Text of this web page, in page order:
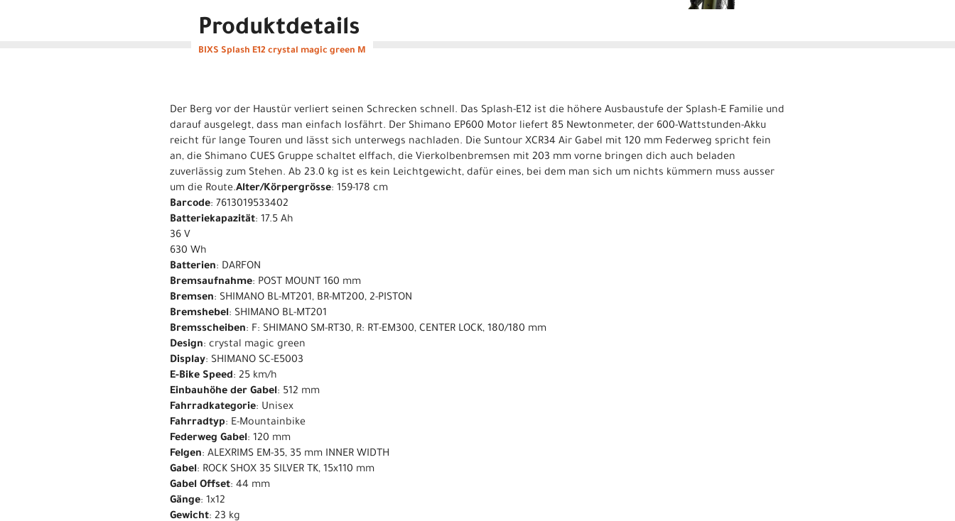
Produktdetails
BIXS Splash E12 crystal magic green M
Der Berg vor der Haustür verliert seinen Schrecken schnell. Das Splash-E12 ist die höhere Ausbaustufe der Splash-E Familie und
darauf ausgelegt, dass man einfach losfährt. Der Shimano EP600 Motor liefert 85 Newtonmeter, der 600-Wattstunden-Akku
reicht für lange Touren und lässt sich unterwegs nachladen. Die Suntour XCR34 Air Gabel mit 120 mm Federweg spricht fein
an, die Shimano CUES Gruppe schaltet elffach, die Vierkolbenbremsen mit 203 mm vorne bringen dich auch beladen
zuverlässig zum Stehen. Ab 23.0 kg ist es kein Leichtgewicht, dafür eines, bei dem man sich um nichts kümmern muss ausser
um die Route.Alter/Körpergrösse: 159-178 cm
Barcode: 7613019533402
Batteriekapazität: 17.5 Ah
36 V
630 Wh
Batterien: DARFON
Bremsaufnahme: POST MOUNT 160 mm
Bremsen: SHIMANO BL-MT201, BR-MT200, 2-PISTON
Bremshebel: SHIMANO BL-MT201
Bremsscheiben: F: SHIMANO SM-RT30, R: RT-EM300, CENTER LOCK, 180/180 mm
Design: crystal magic green
Display: SHIMANO SC-E5003
E-Bike Speed: 25 km/h
Einbauhöhe der Gabel: 512 mm
Fahrradkategorie: Unisex
Fahrradtyp: E-Mountainbike
Federweg Gabel: 120 mm
Felgen: ALEXRIMS EM-35, 35 mm INNER WIDTH
Gabel: ROCK SHOX 35 SILVER TK, 15x110 mm
Gabel Offset: 44 mm
Gänge: 1x12
Gewicht: 23 kg